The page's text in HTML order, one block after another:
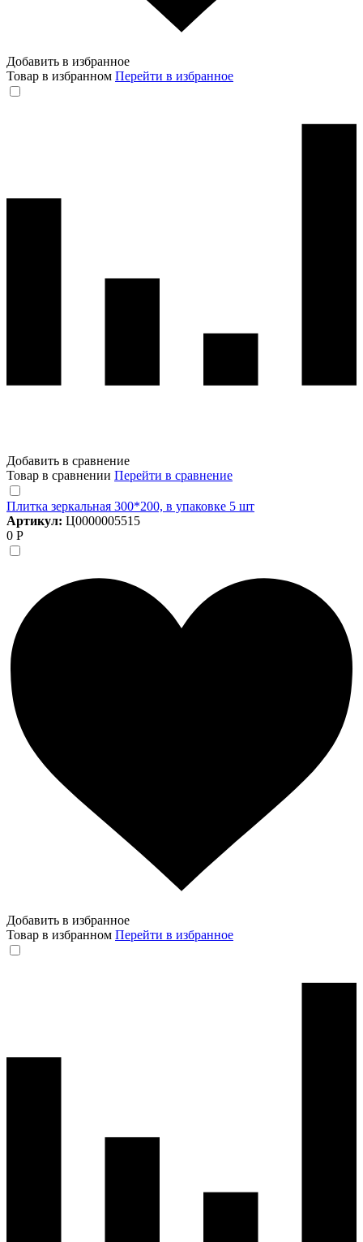
Добавить в избранное
Товар в избранном Перейти в избранное
Добавить в сравнение
Товар в сравнении Перейти в сравнение
Плитка зеркальная 300*200, в упаковке 5 шт
Артикул: Ц0000005515
0 Р
Добавить в избранное
Товар в избранном Перейти в избранное